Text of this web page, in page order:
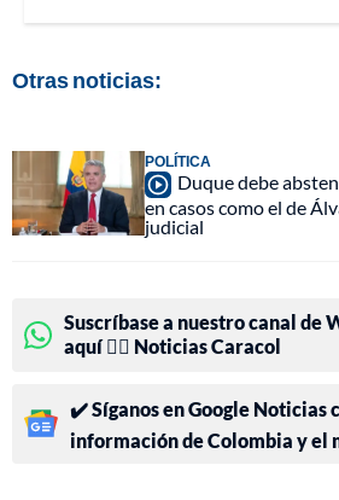
Otras noticias:
POLÍTICA
Duque debe
en casos como el de
judicial
Suscríbase a nuestro canal de
aquí 👉🏻 Noticias Caracol
✔️ Síganos en Google Noticias
información de Colombia y el